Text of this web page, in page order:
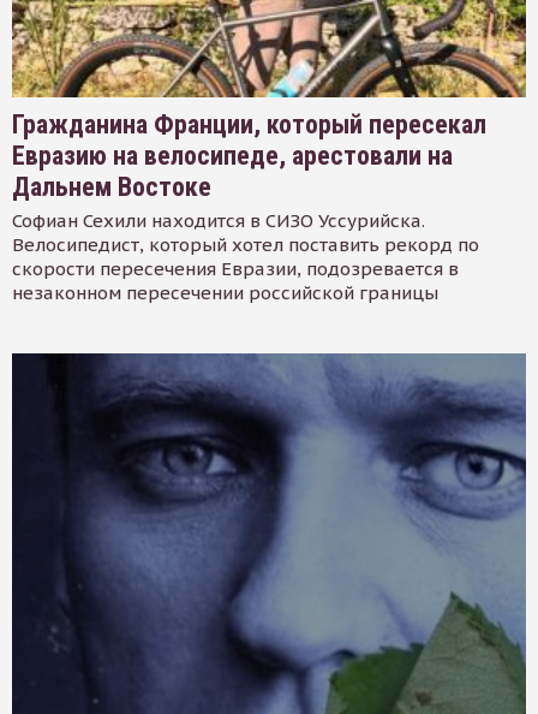
Гражданина Франции, который пересекал
Евразию на велосипеде, арестовали на
Дальнем Востоке
Софиан Сехили находится в СИЗО Уссурийска.
Велосипедист, который хотел поставить рекорд по
скорости пересечения Евразии, подозревается в
незаконном пересечении российской границы